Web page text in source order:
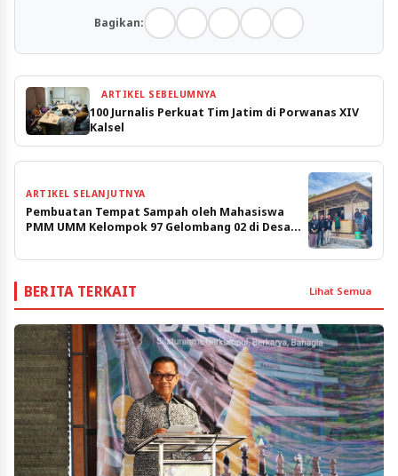
Bagikan:
ARTIKEL SEBELUMNYA
100 Jurnalis Perkuat Tim Jatim di Porwanas XIV
Kalsel
ARTIKEL SELANJUTNYA
Pembuatan Tempat Sampah oleh Mahasiswa
PMM UMM Kelompok 97 Gelombang 02 di Desa
Pamekasan, Kecamatan Batumarmar, Jawa
BERITA TERKAIT Lihat Semua